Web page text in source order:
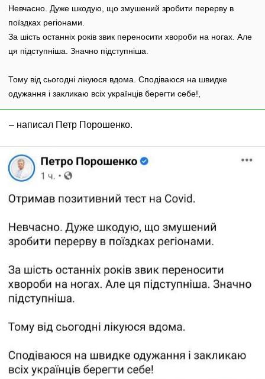
Невчасно. Дуже шкодую, що змушений зробити перерву в
поїздках регіонами.
За шість останніх років звик переносити хвороби на ногах. Але
ця підступніша. Значно підступніша.
Тому від сьогодні лікуюся вдома. Сподіваюся на швидке
одужання і закликаю всіх українців берегти себе!,
– написал Петр Порошенко.